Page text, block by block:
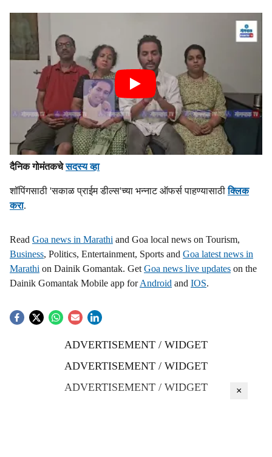
दैनिक गोमंतकचेसदस्य व्हा
शॉपिंगसाठी 'सकाळ प्राईम डील्स'च्या भन्नाट ऑफर्स पाहण्यासाठीक्लिक
करा.
Read Goa news in Marathi and Goa local news on Tourism,
Business, Politics, Entertainment, Sports and Goa latest news in
Marathi on Dainik Gomantak. Get Goa news live updates on the
Dainik Gomantak Mobile app forAndroid and IOS.
ADVERTISEMENT / WIDGET
ADVERTISEMENT / WIDGET
ADVERTISEMENT / WIDGET
×